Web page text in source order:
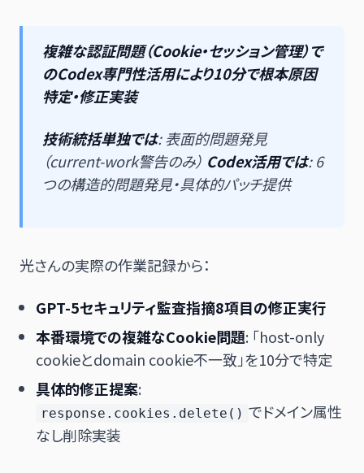
複雑な認証問題（Cookie・セッション管理）で
のCodex専門性活用により10分で根本原因
特定・修正実装
技術統括単独では: 表面的問題発見
（current-work警告のみ） Codex活用では: 6
つの構造的問題発見・具体的パッチ提供
光さんの実際の作業記録から：
GPT-5セキュリティ監査指摘8項目の修正実行
本番環境での複雑なCookie問題: 「host-only
cookieとdomain cookie不一致」を10分で特定
具体的修正提案:
response.cookies.delete() でドメイン属性
なし削除実装